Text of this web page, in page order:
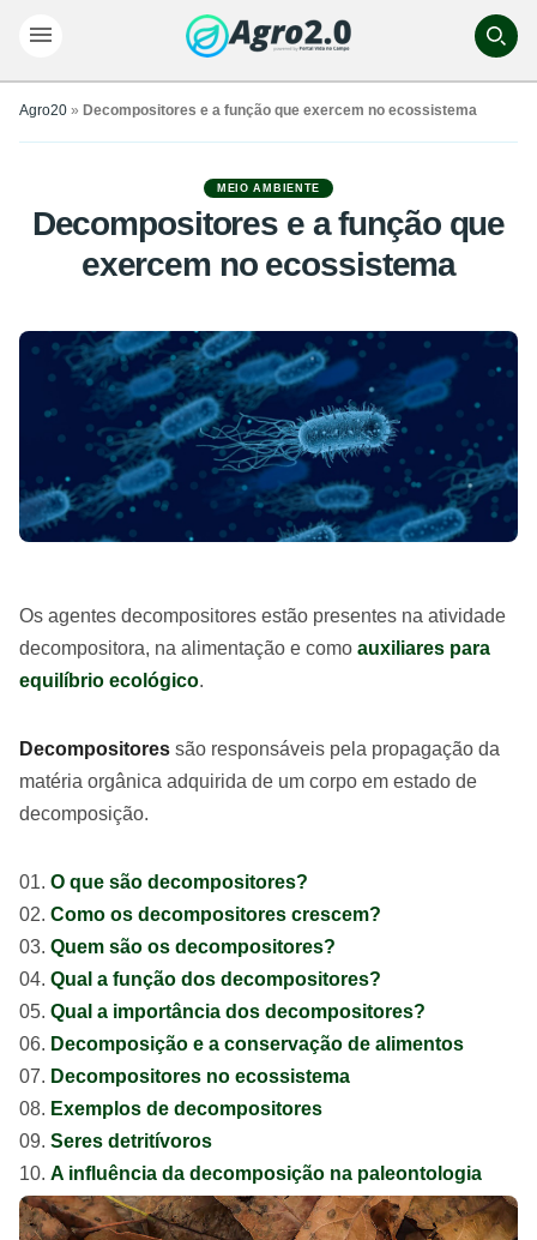
Agro20 » Decompositores e a função que exercem no ecossistema
MEIO AMBIENTE
Decompositores e a função que
exercem no ecossistema
Os agentes decompositores estão presentes na atividade
decompositora, na alimentação e como auxiliares para
equilíbrio ecológico.
Decompositores são responsáveis pela propagação da
matéria orgânica adquirida de um corpo em estado de
decomposição.
O que são decompositores?
Como os decompositores crescem?
Quem são os decompositores?
Qual a função dos decompositores?
Qual a importância dos decompositores?
Decomposição e a conservação de alimentos
Decompositores no ecossistema
Exemplos de decompositores
Seres detritívoros
A influência da decomposição na paleontologia